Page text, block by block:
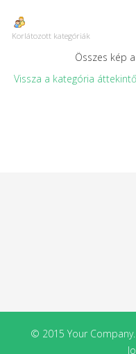
Korlátozott kategóriák
Összes kép
Vissza a kategória
© 2015 Your Company.